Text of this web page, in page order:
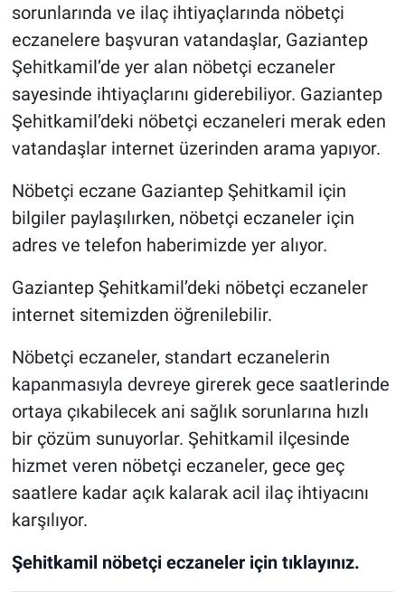
sorunlarında ve ilaç ihtiyaçlarında nöbetçi
eczanelere başvuran vatandaşlar, Gaziantep
Şehitkamil’de yer alan nöbetçi eczaneler
sayesinde ihtiyaçlarını giderebiliyor. Gaziantep
Şehitkamil’deki nöbetçi eczaneleri merak eden
vatandaşlar internet üzerinden arama yapıyor.
Nöbetçi eczane Gaziantep Şehitkamil için
bilgiler paylaşılırken, nöbetçi eczaneler için
adres ve telefon haberimizde yer alıyor.
Gaziantep Şehitkamil’deki nöbetçi eczaneler
internet sitemizden öğrenilebilir.
Nöbetçi eczaneler, standart eczanelerin
kapanmasıyla devreye girerek gece saatlerinde
ortaya çıkabilecek ani sağlık sorunlarına hızlı
bir çözüm sunuyorlar. Şehitkamil ilçesinde
hizmet veren nöbetçi eczaneler, gece geç
saatlere kadar açık kalarak acil ilaç ihtiyacını
karşılıyor.
Şehitkamil nöbetçi eczaneler için tıklayınız.